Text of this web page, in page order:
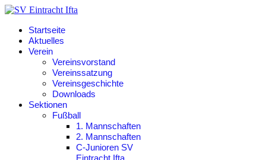
Startseite
Aktuelles
Verein
Vereinsvorstand
Vereinssatzung
Vereinsgeschichte
Downloads
Sektionen
Fußball
1. Mannschaften
2. Mannschaften
C-Junioren SV
Eintracht Ifta